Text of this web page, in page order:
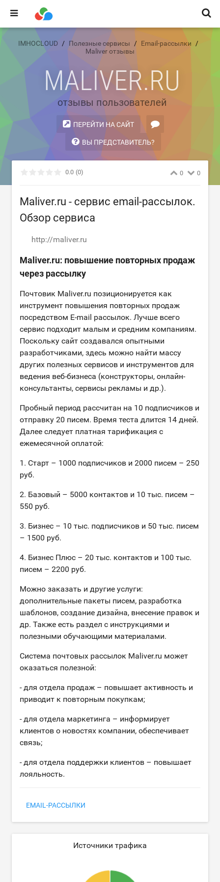
IMHOCLOUD Полезные сервисы
Email-рассылки
Maliver отзывы
MALIVER.RU
отзывы пользователей
ПЕРЕЙТИ НА САЙТ
ВЫ ПРЕДСТАВИТЕЛЬ?
0.0 (0) 0 0
Maliver.ru - сервис email-рассылок.
Обзор сервиса
http://maliver.ru
Maliver.ru: повышение повторных продаж
через рассылку
Почтовик Maliver.ru позиционируется как
инструмент повышения повторных продаж
посредством E-mail рассылок. Лучше всего
сервис подходит малым и средним компаниям.
Поскольку сайт создавался опытными
разработчиками, здесь можно найти массу
других полезных сервисов и инструментов для
ведения веб-бизнеса (конструкторы, онлайн-
консультанты, сервисы рекламы и др.).
Пробный период рассчитан на 10 подписчиков и
отправку 20 писем. Время теста длится 14 дней.
Далее следует платная тарификация с
ежемесячной оплатой:
1. Старт – 1000 подписчиков и 2000 писем – 250
руб.
2. Базовый – 5000 контактов и 10 тыс. писем –
550 руб.
3. Бизнес – 10 тыс. подписчиков и 50 тыс. писем
– 1500 руб.
4. Бизнес Плюс – 20 тыс. контактов и 100 тыс.
писем – 2200 руб.
Можно заказать и другие услуги:
дополнительные пакеты писем, разработка
шаблонов, создание дизайна, внесение правок и
др. Также есть раздел с инструкциями и
полезными обучающими материалами.
Система почтовых рассылок Maliver.ru может
оказаться полезной:
- для отдела продаж – повышает активность и
приводит к повторным покупкам;
- для отдела маркетинга – информирует
клиентов о новостях компании, обеспечивает
связь;
- для отдела поддержки клиентов – повышает
лояльность.
EMAIL-РАССЫЛКИ
Источники трафика